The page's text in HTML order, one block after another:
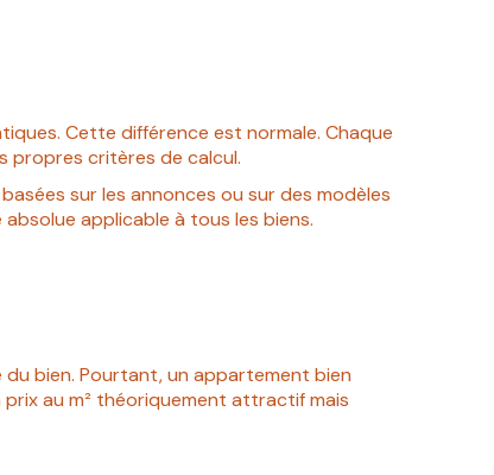
Cette différence est normale. Chaque
propres critères de calcul.
sur les annonces ou sur des modèles
applicable à tous les biens.
du bien. Pourtant, un appartement bien
au m² théoriquement attractif mais